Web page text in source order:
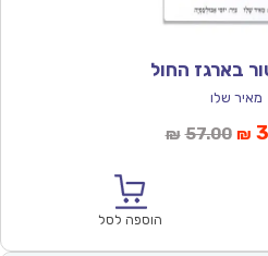
בארגז החול
מאיר שלו
₪ 57.00 ₪
הוספה לסל